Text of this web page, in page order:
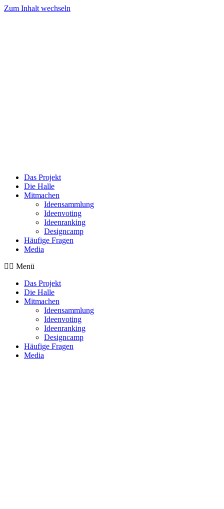
Zum Inhalt wechseln
Das Projekt
Die Halle
Mitmachen
Ideensammlung
Ideenvoting
Ideenranking
Designcamp
Häufige Fragen
Media
Menü
Das Projekt
Die Halle
Mitmachen
Ideensammlung
Ideenvoting
Ideenranking
Designcamp
Häufige Fragen
Media